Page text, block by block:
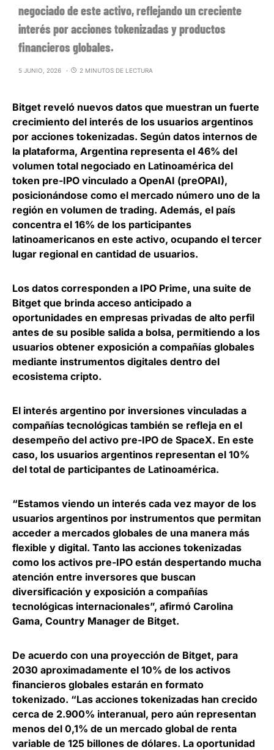
negociado de este activo, reflejando un creciente
interés por acciones tokenizadas y productos
financieros globales.
5 JUNIO, 2026 2 MINUTOS DE LECTURA
Bitget reveló nuevos datos que muestran un fuerte
crecimiento del interés de los usuarios argentinos
por acciones tokenizadas. Según datos internos de
la plataforma, Argentina representa el 46% del
volumen total negociado en Latinoamérica del
token pre-IPO vinculado a OpenAI (preOPAI),
posicionándose como el mercado número uno de la
región en volumen de trading. Además, el país
concentra el 16% de los participantes
latinoamericanos en este activo, ocupando el tercer
lugar regional en cantidad de usuarios.
Los datos corresponden a IPO Prime, una suite de
Bitget que brinda acceso anticipado a
oportunidades en empresas privadas de alto perfil
antes de su posible salida a bolsa, permitiendo a los
usuarios obtener exposición a compañías globales
mediante instrumentos digitales dentro del
ecosistema cripto.
El interés argentino por inversiones vinculadas a
compañías tecnológicas también se refleja en el
desempeño del activo pre-IPO de SpaceX. En este
caso, los usuarios argentinos representan el 10%
del total de participantes de Latinoamérica.
“Estamos viendo un interés cada vez mayor de los
usuarios argentinos por instrumentos que permitan
acceder a mercados globales de una manera más
flexible y digital. Tanto las acciones tokenizadas
como los activos pre-IPO están despertando mucha
atención entre inversores que buscan
diversificación y exposición a compañías
tecnológicas internacionales”, afirmó Carolina
Gama, Country Manager de Bitget.
De acuerdo con una proyección de Bitget, para
2030 aproximadamente el 10% de los activos
financieros globales estarán en formato
tokenizado. “Las acciones tokenizadas han crecido
cerca de 2.900% interanual, pero aún representan
menos del 0,1% de un mercado global de renta
variable de 125 billones de dólares. La oportunidad